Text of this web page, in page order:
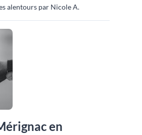
alentours par Nicole A.
en